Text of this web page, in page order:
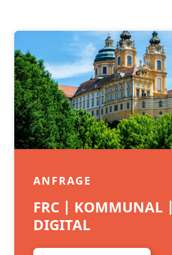
ANFRAGE
FRC | KOMMUNAL |
DIGITAL